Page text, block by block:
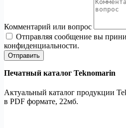
Комментарий или вопрос
Отправляя сообщение вы
конфиденциальности.
Отправить
Печатный каталог Teknomarin
Актуальный каталог продукции
в PDF формате, 22мб.